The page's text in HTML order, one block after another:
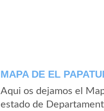
MAPA DE EL
Aqui os dejamos el
estado de